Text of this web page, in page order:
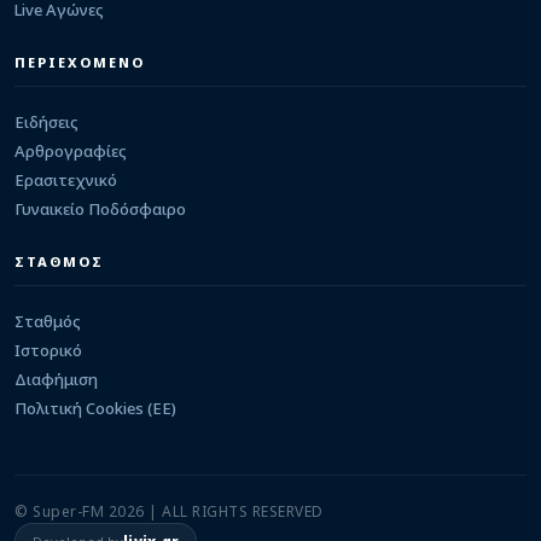
ΕΙΔΗΣΕΙΣ
Live Αγώνες
ΠΕΡΙΕΧΟΜΕΝΟ
Ειδήσεις
Αρθρογραφίες
Ερασιτεχνικό
Γυναικείο Ποδόσφαιρο
ΣΤΑΘΜΟΣ
Σταθμός
Ιστορικό
Διαφήμιση
Πολιτική Cookies (ΕΕ)
© Super-FM 2026 | ALL RIGHTS RESERVED